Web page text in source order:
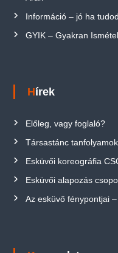
Információ – jó ha tudod
GYIK – Gyakran
Hírek
Előleg, vagy foglaló?
Társastánc tanfolyamok
Esküvői koreográfia
Esküvői alapozás
Az esküvő fénypontjai